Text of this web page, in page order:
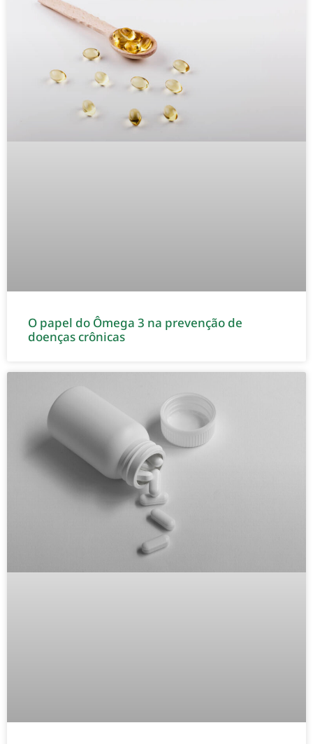
O papel do Ômega 3 na prevenção de
doenças crônicas